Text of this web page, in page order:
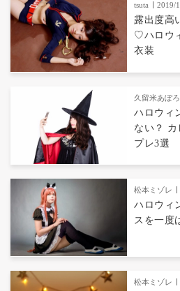
tsuta 2019/
露出度高
♡ハロウ
衣装
久留米あぽろ
ハロウィ
ない？ カ
プレ3選
松本ミゾレ
ハロウィ
スを一度
松本ミゾレ